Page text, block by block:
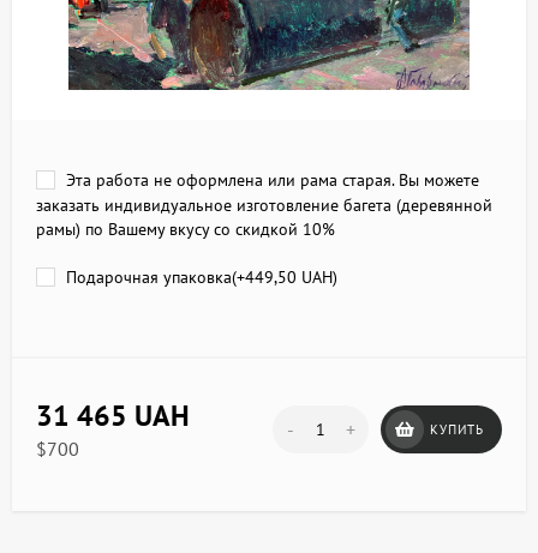
Эта работа не оформлена или рама старая. Вы можете
заказать индивидуальное изготовление багета (деревянной
рамы) по Вашему вкусу со скидкой 10%
Подарочная упаковка(+449,50 UAH)
31 465 UAH
$700
- + КУПИТЬ